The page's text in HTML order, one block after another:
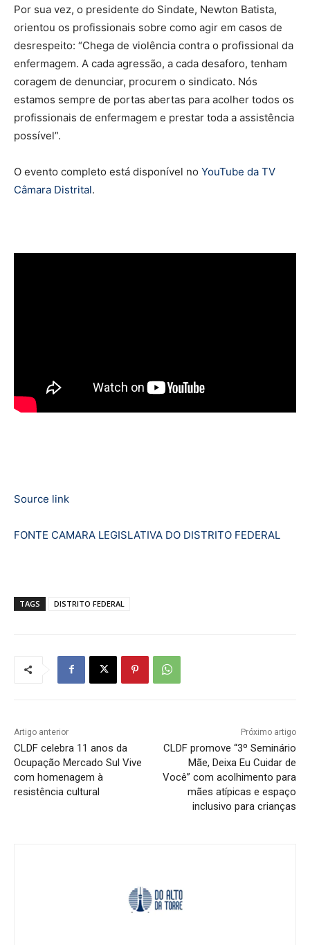
Por sua vez, o presidente do Sindate, Newton Batista,
orientou os profissionais sobre como agir em casos de
desrespeito: “Chega de violência contra o profissional da
enfermagem. A cada agressão, a cada desaforo, tenham
coragem de denunciar, procurem o sindicato. Nós
estamos sempre de portas abertas para acolher todos os
profissionais de enfermagem e prestar toda a assistência
possível”.
O evento completo está disponível no YouTube da TV
Câmara Distrital.
Source link
FONTE CAMARA LEGISLATIVA DO DISTRITO FEDERAL
TAGS DISTRITO FEDERAL
Artigo anterior
CLDF celebra 11 anos da
Ocupação Mercado Sul Vive
com homenagem à
resistência cultural
Próximo artigo
CLDF promove “3º Seminário
Mãe, Deixa Eu Cuidar de
Você” com acolhimento para
mães atípicas e espaço
inclusivo para crianças